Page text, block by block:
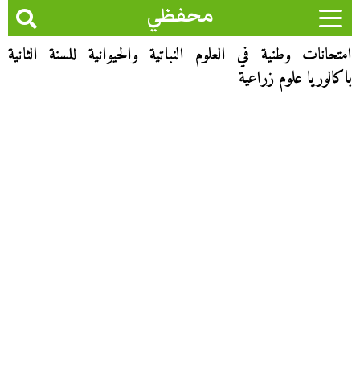
محفظي
امتحانات وطنية في العلوم النباتية والحيوانية للسنة الثانية
باكالوريا علوم زراعية